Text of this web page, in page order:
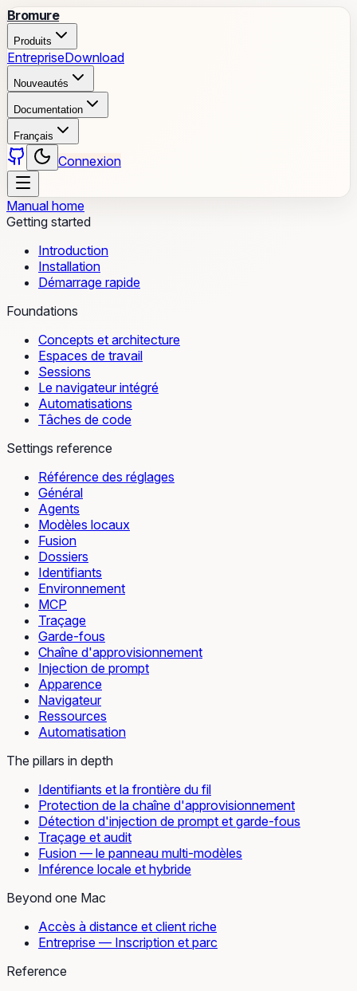
Bromure
Produits
EntrepriseDownload
Nouveautés
Documentation
Français
Connexion
Manual home
Getting started
Introduction
Installation
Démarrage rapide
Foundations
Concepts et architecture
Espaces de travail
Sessions
Le navigateur intégré
Automatisations
Tâches de code
Settings reference
Référence des réglages
Général
Agents
Modèles locaux
Fusion
Dossiers
Identifiants
Environnement
MCP
Traçage
Garde-fous
Chaîne d'approvisionnement
Injection de prompt
Apparence
Navigateur
Ressources
Automatisation
The pillars in depth
Identifiants et la frontière du fil
Protection de la chaîne d'approvisionnement
Détection d'injection de prompt et garde-fous
Traçage et audit
Fusion — le panneau multi-modèles
Inférence locale et hybride
Beyond one Mac
Accès à distance et client riche
Entreprise — Inscription et parc
Reference